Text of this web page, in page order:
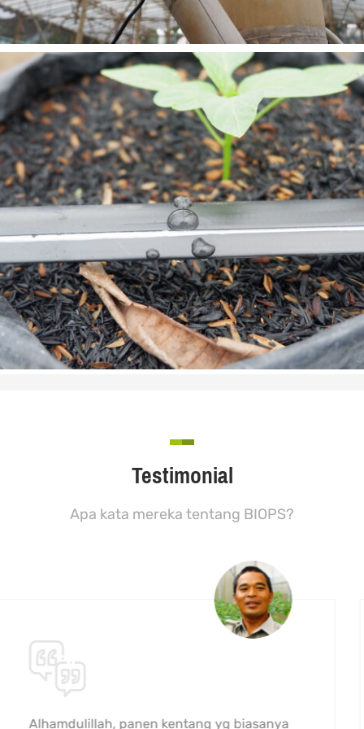
READ MORE
Sijamoor, Cisarua Lembang
Cisarua Lembang
READ MORE
READ MORE
Testimonial
Apa kata mereka tentang BIOPS?
sekali untuk melakukan